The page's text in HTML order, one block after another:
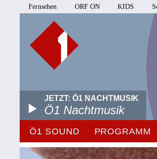
Fernsehen ORF ON KIDS
JETZT: Ö1 NACHTMUSIK
Ö1 Nachtmusik
Ö1 SOUND PROGRAMM